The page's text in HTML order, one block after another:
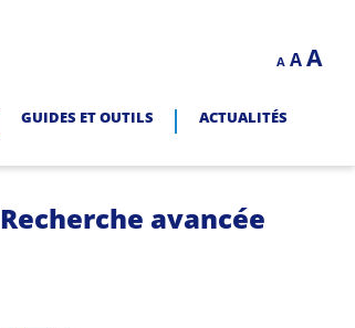
A
Decrease
font
A Reset
A
GUIDES ET OUTILS
ACTUALITÉS
Recherche avancée